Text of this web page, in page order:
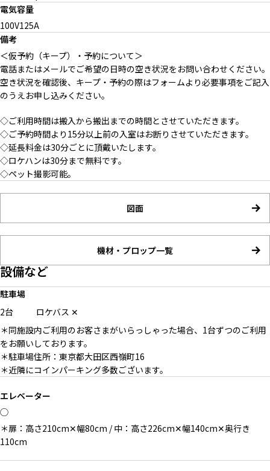
電気容量
100V125A
備考
＜仮予約（キープ）・予約について＞
電話またはメールでご希望の日時の空き状況をお問い合わせください。
空き状況を確認後、キープ・予約の際はフォームより必要事項をご記入
のうえお申し込みください。
◇ご利用時間は搬入から搬出までの時間とさせていただきます。
◇ご予約時間より15分以上前の入室はお断りさせていただきます。
◇延長料金は30分ごとに頂戴いたします。
◇ロケハンは30分まで無料です。
◇ペット撮影可能。
図面
機材・プロップ一覧
設備など
駐車場
2台
ロケバス ✕
＊同施設内ご利用のお客さまがいらっしゃった場合、1台ずつのご利用
をお願いしております。
＊駐車場住所：東京都大田区西嶺町16
＊近隣にコインパーキング多数ございます。
エレベーター
◯
＊扉：高さ210cm✕幅80cm / 中：高さ226cm✕幅140cm✕奥行き
110cm